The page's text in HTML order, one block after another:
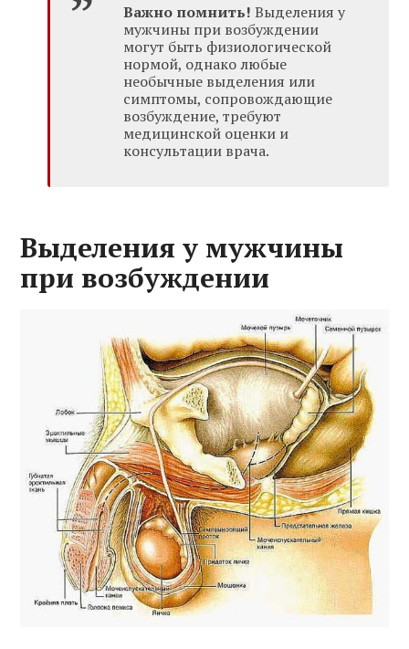
Важно помнить! Выделения у
мужчины при возбуждении
могут быть физиологической
нормой, однако любые
необычные выделения или
симптомы, сопровождающие
возбуждение, требуют
медицинской оценки и
консультации врача.
Выделения у мужчины
при возбуждении